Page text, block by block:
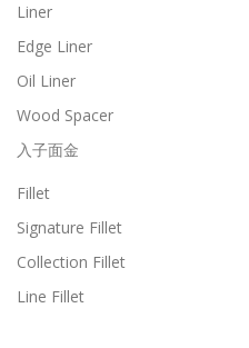
Liner
Edge Liner
Oil Liner
Wood Spacer
入子面金
Fillet
Signature Fillet
Collection Fillet
Line Fillet